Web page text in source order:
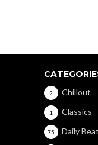
Chillout
2
Classics
1
Daily
75